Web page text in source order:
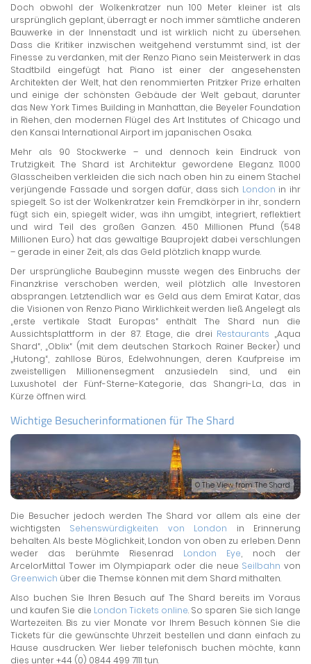
Doch obwohl der Wolkenkratzer nun 100 Meter kleiner ist als
ursprünglich geplant, überragt er noch immer sämtliche anderen
Bauwerke in der Innenstadt und ist wirklich nicht zu übersehen.
Dass die Kritiker inzwischen weitgehend verstummt sind, ist der
Finesse zu verdanken, mit der Renzo Piano sein Meisterwerk in das
Stadtbild eingefügt hat. Piano ist einer der angesehensten
Architekten der Welt, hat den renommierten Pritzker Prize erhalten
und einige der schönsten Gebäude der Welt gebaut, darunter
das New York Times Building in Manhattan, die Beyeler Foundation
in Riehen, den modernen Flügel des Art Institutes of Chicago und
den Kansai International Airport im japanischen Osaka.
Mehr als 90 Stockwerke – und dennoch kein Eindruck von
Trutzigkeit. The Shard ist Architektur gewordene Eleganz. 11.000
Glasscheiben verkleiden die sich nach oben hin zu einem Stachel
verjüngende Fassade und sorgen dafür, dass sich London in ihr
spiegelt. So ist der Wolkenkratzer kein Fremdkörper in ihr, sondern
fügt sich ein, spiegelt wider, was ihn umgibt, integriert, reflektiert
und wird Teil des großen Ganzen. 450 Millionen Pfund (548
Millionen Euro) hat das gewaltige Bauprojekt dabei verschlungen
– gerade in einer Zeit, als das Geld plötzlich knapp wurde.
Der ursprüngliche Baubeginn musste wegen des Einbruchs der
Finanzkrise verschoben werden, weil plötzlich alle Investoren
absprangen. Letztendlich war es Geld aus dem Emirat Katar, das
die Visionen von Renzo Piano Wirklichkeit werden ließ. Angelegt als
„erste vertikale Stadt Europas“ enthält The Shard nun die
Aussichtsplattform in der 87. Etage, die drei Restaurants „Aqua
Shard“, „Oblix“ (mit dem deutschen Starkoch Rainer Becker) und
„Hutong“, zahllose Büros, Edelwohnungen, deren Kaufpreise im
zweistelligen Millionensegment anzusiedeln sind, und ein
Luxushotel der Fünf-Sterne-Kategorie, das Shangri-La, das in
Kürze öffnen wird.
Wichtige Besucherinformationen für The Shard
© The View from The Shard
Die Besucher jedoch werden The Shard vor allem als eine der
wichtigsten Sehenswürdigkeiten von London in Erinnerung
behalten. Als beste Möglichkeit, London von oben zu erleben. Denn
weder das berühmte Riesenrad London Eye, noch der
ArcelorMittal Tower im Olympiapark oder die neue Seilbahn von
Greenwich über die Themse können mit dem Shard mithalten.
Also buchen Sie Ihren Besuch auf The Shard bereits im Voraus
und kaufen Sie die London Tickets online. So sparen Sie sich lange
Wartezeiten. Bis zu vier Monate vor Ihrem Besuch können Sie die
Tickets für die gewünschte Uhrzeit bestellen und dann einfach zu
Hause ausdrucken. Wer lieber telefonisch buchen möchte, kann
dies unter +44 (0) 0844 499 7111 tun.